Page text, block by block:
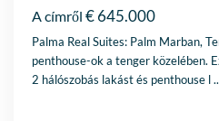
A címről € 645.000
Palma Real Suites: Palm Marban,
penthouse-ok a tenger közelében.
2 hálószobás lakást és penthouse l